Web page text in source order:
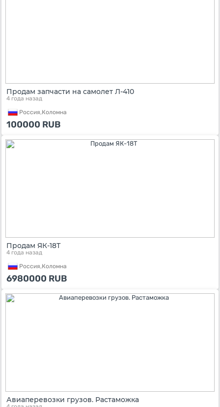
Продам запчасти на самолет Л-410
4 года назад
Россия,Коломна
100000 RUB
Продам ЯК-18Т
4 года назад
Россия,Коломна
6980000 RUB
Авиаперевозки грузов. Растаможка